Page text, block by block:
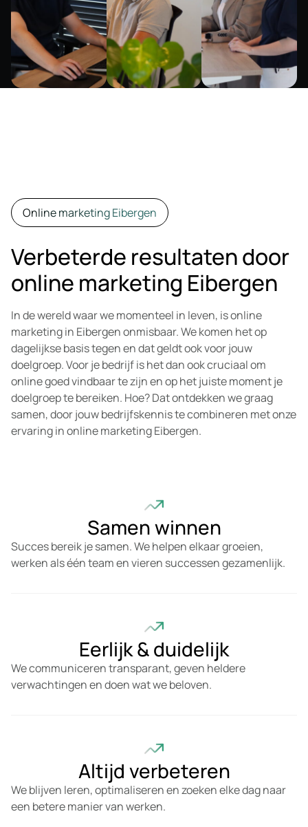
Online marketing Eibergen
Verbeterde resultaten door
online marketing Eibergen
In de wereld waar we momenteel in leven, is online
marketing in Eibergen onmisbaar. We komen het op
dagelijkse basis tegen en dat geldt ook voor jouw
doelgroep. Voor je bedrijf is het dan ook cruciaal om
online goed vindbaar te zijn en op het juiste moment je
doelgroep te bereiken. Hoe? Dat ontdekken we graag
samen, door jouw bedrijfskennis te combineren met onze
ervaring in online marketing Eibergen.
Samen winnen
Succes bereik je samen. We helpen elkaar groeien,
werken als één team en vieren successen gezamenlijk.
Eerlijk & duidelijk
We communiceren transparant, geven heldere
verwachtingen en doen wat we beloven.
Altijd verbeteren
We blijven leren, optimaliseren en zoeken elke dag naar
een betere manier van werken.